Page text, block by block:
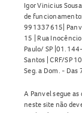
O Atensina
Panvel.
de usar. Veja
Igor Vinicius
de
991337615|
15 | Rua
Paulo/ SP
Santos | CRF/SP
Seg. a Dom. -
A Panvel segue
neste site não